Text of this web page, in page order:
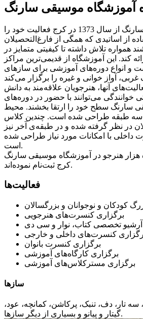
آموزشگاه موسیقی سارنگ
آموزشگاه موسیقی سارنگ از سال 1373 در کرج فعالیت خود را
از اساتیدی که همگی از فارغ‌التحصیلان
همواره تلاش داشته تا کیفیتی متمایز در
کند. این آموزشگاه از قدیمی‌ترین مراکز
و انواع دوره‌های آموزشی برای سازهای
آنها، هنرجویان علاقه‌مند به دانش
خوانندگی می‌توانند با حضور در دوره‌های
سارنگ سطح خود را ارتقا بخشند. محیط
سه طبقه طراحی شده است. چندین کلاس
در نظر گرفته شده و در طبقه‌ی آخر نیز
داخلی با امکانات مورد نیاز طراحی شده
است.
هزار هنرجو در آموزشگاه موسیقی سارنگ
کرج ثبت‌نام نموده‌اند.
فعالیت‌ها
کودکان و نوجوانان و بزرگسالان
برگزاری کنسرت‌های هنرجویی
آرشیو تخصصى کتاب، نوار و سى ‌دى
کنسرت‌های داخلی و خارجی
برگزاری کنسرت بانوان
برگزاری کارگاه‌های آموزشی
برگزاری مسترکلاس‌های آموزشی
سازها
سه تار، دف، تنبک، پرکاشن، کمانچه، عود،
گیتار و پیانو و بسیاری از دیگر سازها.